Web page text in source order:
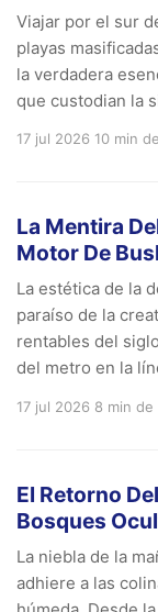
Viajar por el sur
playas
la verdadera
que custodian la
17 jul 2026 10 min
La Mentira
Motor De
La estética de la
paraíso de la
rentables del
del metro en la
17 jul 2026 8 min
El Retorno
Bosques
La niebla de la
adhiere a las